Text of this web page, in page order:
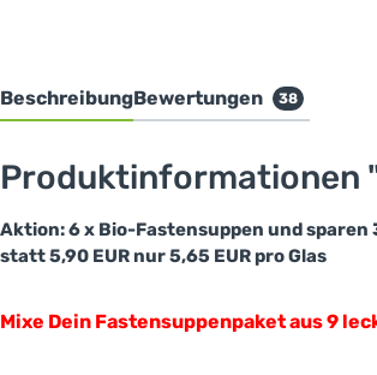
BeschreibungBewertungen 38
Produktinformationen
Aktion: 6 x Bio-Fastensuppen und sparen
statt 5,90 EUR nur 5,65 EUR pro Glas
Mixe Dein Fastensuppenpaket aus 9